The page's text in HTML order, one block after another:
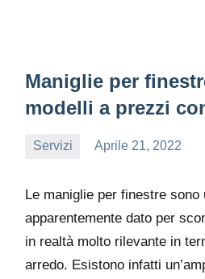
Maniglie per
modelli a prezzi
Servizi
Aprile 21, 2022
Le maniglie per finestre sono
apparentemente dato per
in realtà molto rilevante in
arredo. Esistono infatti